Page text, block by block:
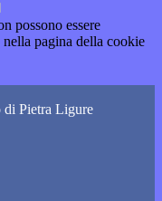
possono essere
pagina della cookie
di Pietra Ligure